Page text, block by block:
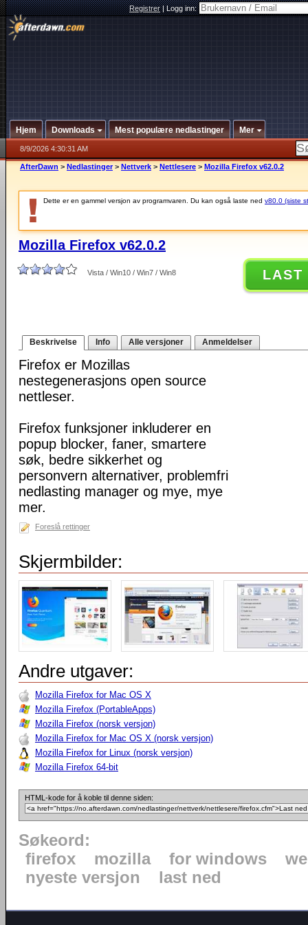
Registrer|Logg inn:
Hjem Downloads Mest populære nedlastinger Mer
8/9/2026 4:30:31 AM
AfterDawn > Nedlastinger > Nettverk > Nettlesere > Mozilla Firefox v62.0.2
Dette er en gammel versjon av programvaren. Du kan også laste ned v80.0 (siste
Mozilla Firefox v62.0.2
Vista / Win10 / Win7 / Win8 LAST
Beskrivelse Info Alle versjoner Anmeldelser
Firefox er Mozillas
nestegenerasjons open source
nettleser.
Firefox funksjoner inkluderer en
popup blocker, faner, smartere
søk, bedre sikkerhet og
personvern alternativer, problemfri
nedlasting manager og mye, mye
mer.
Foreslå rettinger
Skjermbilder:
Andre utgaver:
Mozilla Firefox for Mac OS X
Mozilla Firefox (PortableApps)
Mozilla Firefox (norsk versjon)
Mozilla Firefox for Mac OS X (norsk versjon)
Mozilla Firefox for Linux (norsk versjon)
Mozilla Firefox 64-bit
HTML-kode for å koble til denne siden:
Søkeord:
firefox
mozilla for windows
nyeste versjon
last ned